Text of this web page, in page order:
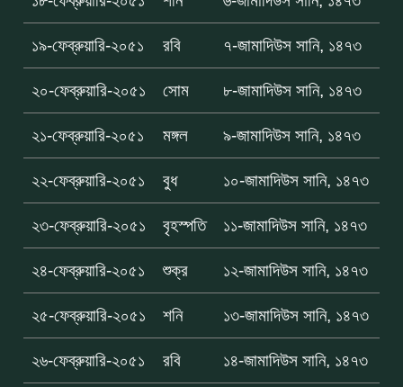
১৯-ফেব্রুয়ারি-২০৫১ রবি ৭-জামাদিউস সানি, ১৪৭৩
২০-ফেব্রুয়ারি-২০৫১ সোম ৮-জামাদিউস সানি, ১৪৭৩
২১-ফেব্রুয়ারি-২০৫১ মঙ্গল ৯-জামাদিউস সানি, ১৪৭৩
২২-ফেব্রুয়ারি-২০৫১ বুধ ১০-জামাদিউস সানি, ১৪৭৩
২৩-ফেব্রুয়ারি-২০৫১ বৃহস্পতি ১১-জামাদিউস সানি, ১৪৭৩
২৪-ফেব্রুয়ারি-২০৫১ শুক্র ১২-জামাদিউস সানি, ১৪৭৩
২৫-ফেব্রুয়ারি-২০৫১ শনি ১৩-জামাদিউস সানি, ১৪৭৩
২৬-ফেব্রুয়ারি-২০৫১ রবি ১৪-জামাদিউস সানি, ১৪৭৩